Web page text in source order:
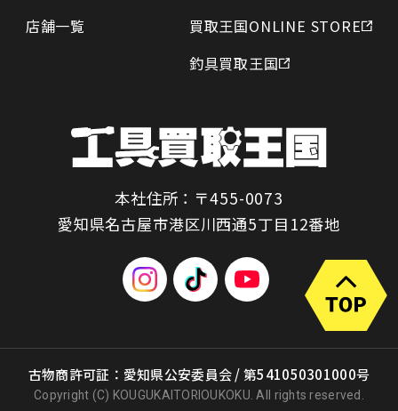
店舗一覧
買取王国ONLINE STORE
釣具買取王国
本社住所：〒455-0073
愛知県名古屋市港区川西通5丁目12番地
古物商許可証：愛知県公安委員会 / 第541050301000号
Copyright (C) KOUGUKAITORIOUKOKU. All rights reserved.